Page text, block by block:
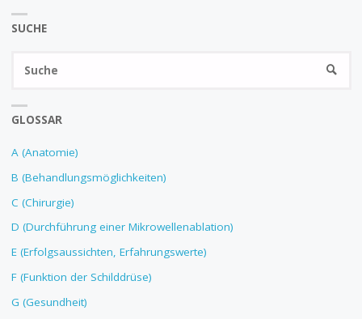
SUCHE
GLOSSAR
A (Anatomie)
B (Behandlungsmöglichkeiten)
C (Chirurgie)
D (Durchführung einer Mikrowellenablation)
E (Erfolgsaussichten, Erfahrungswerte)
F (Funktion der Schilddrüse)
G (Gesundheit)